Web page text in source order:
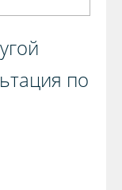
по